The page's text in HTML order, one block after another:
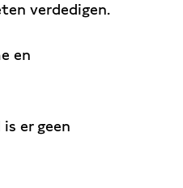
verdedigen.
en
er geen